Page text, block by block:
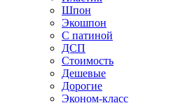
Шпон
Экошпон
С патиной
ДСП
Стоимость
Дешевые
Дорогие
Эконом-класс